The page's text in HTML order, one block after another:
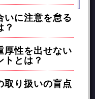
いに注意を怠る
？
厚性を出せない
トとは？
取り扱いの盲点